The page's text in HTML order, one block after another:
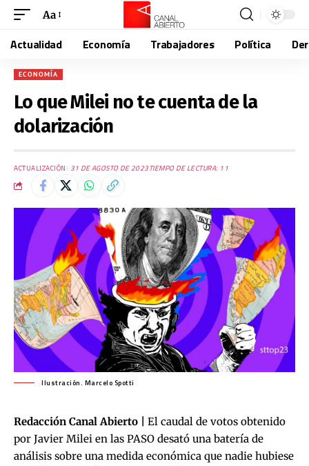
Aa
Actualidad Economía Trabajadores Política
ECONOMÍA
Lo que Milei no te cuenta de la
dolarización
ACTUALIZACIÓN: 31 DE AGOSTO DE 2023TIEMPO DE LECTURA: 11
Ilustración. Marcelo Spotti
Redacción Canal Abierto |
El caudal de votos obtenido
por Javier Milei en las PASO desató una batería de
análisis sobre una medida económica que nadie hubiese